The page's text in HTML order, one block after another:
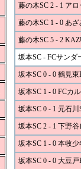
藤の木SC 2 - 1 アロ
藤の木SC 1 - 0 あ
藤の木SC 5 - 2
坂本SC - FCサンダ
坂本SC 0 - 0 鶴見東
坂本SC 1 - 0 FCカ
坂本SC 0 - 1 元石川
坂本SC 2 - 1 下野
坂本SC 1 - 0 本牧少
坂本SC 0 - 0 大豆戸